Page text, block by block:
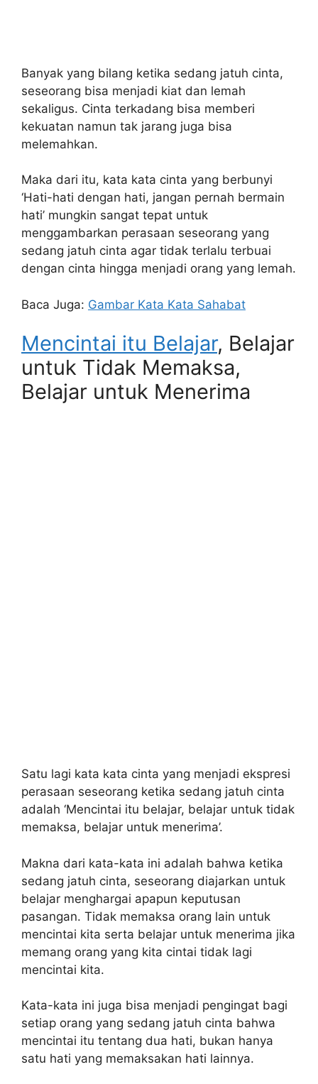
Banyak yang bilang ketika sedang jatuh cinta,
seseorang bisa menjadi kiat dan lemah
sekaligus. Cinta terkadang bisa memberi
kekuatan namun tak jarang juga bisa
melemahkan.
Maka dari itu, kata kata cinta yang berbunyi
‘Hati-hati dengan hati, jangan pernah bermain
hati’ mungkin sangat tepat untuk
menggambarkan perasaan seseorang yang
sedang jatuh cinta agar tidak terlalu terbuai
dengan cinta hingga menjadi orang yang lemah.
Baca Juga: Gambar Kata Kata Sahabat
Mencintai itu Belajar, Belajar
untuk Tidak Memaksa,
Belajar untuk Menerima
Satu lagi kata kata cinta yang menjadi ekspresi
perasaan seseorang ketika sedang jatuh cinta
adalah ‘Mencintai itu belajar, belajar untuk tidak
memaksa, belajar untuk menerima’.
Makna dari kata-kata ini adalah bahwa ketika
sedang jatuh cinta, seseorang diajarkan untuk
belajar menghargai apapun keputusan
pasangan. Tidak memaksa orang lain untuk
mencintai kita serta belajar untuk menerima jika
memang orang yang kita cintai tidak lagi
mencintai kita.
Kata-kata ini juga bisa menjadi pengingat bagi
setiap orang yang sedang jatuh cinta bahwa
mencintai itu tentang dua hati, bukan hanya
satu hati yang memaksakan hati lainnya.